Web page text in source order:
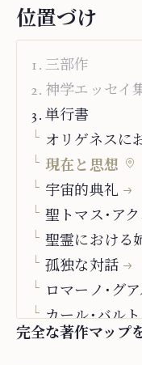
位置づけ
三部作
神学エッセイ
単行書
オリゲネスに
現在と思想
宇宙的典礼
聖トマス・ア
聖霊における
孤独な対話
ロマーノ・グ
カール・バルト
アンリ・ドゥ・
完全な著作マップ